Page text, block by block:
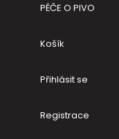
PÉČE O PIVO
Košík
Přihlásit se
Registrace